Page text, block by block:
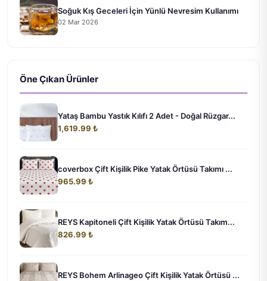
Soğuk Kış Geceleri İçin Yünlü Nevresim Kullanımı
02 Mar 2026
Öne Çıkan Ürünler
Yataş Bambu Yastık Kılıfı 2 Adet - Doğal Rüzgar...
1,619.99 ₺
coverbox Çift Kişilik Pike Yatak Örtüsü Takımı ...
965.99 ₺
REYS Kapitoneli Çift Kişilik Yatak Örtüsü Takım...
826.99 ₺
REYS Bohem Arlinageo Çift Kişilik Yatak Örtüsü ...